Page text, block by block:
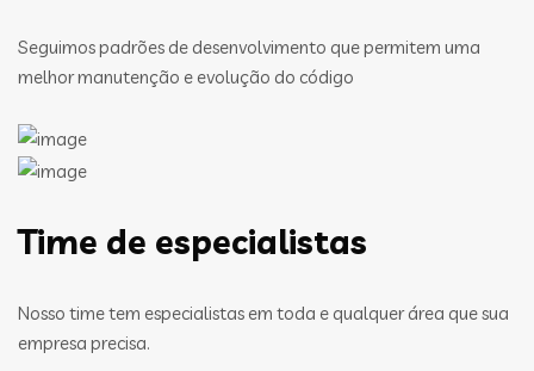
Seguimos padrões de desenvolvimento que permitem uma
melhor manutenção e evolução do código
Time de especialistas
Nosso time tem especialistas em toda e qualquer área que sua
empresa precisa.